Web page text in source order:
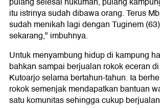
itu istrinya sudah dibawa orang. Terus
sudah menikah lagi dengan Tuginem
sekarang," imbuhnya.
Untuk menyambung hidup di kampung
bahkan sampai berjualan rokok eceran
Kutoarjo selama bertahun-tahun. Ia
rokok semenjak mendapatkan bantuan
satu komunitas sehingga cukup